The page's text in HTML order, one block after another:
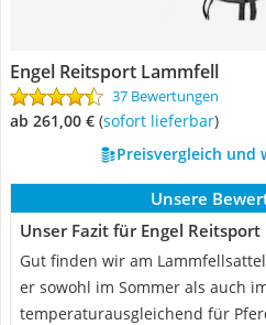
Engel Reitsport Lammfell
37 Bewertungen
ab 261,00 € ( Sofort lieferbar)
Preisvergleich und
Unsere
Unser Fazit für Engel
Gut finden wir am
er sowohl im Sommer als auch
temperaturausgleichend für